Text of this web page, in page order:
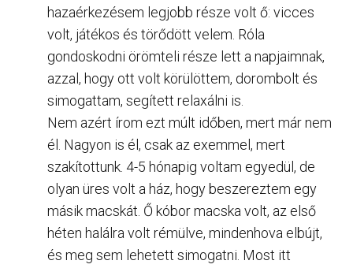
hazaérkezésem legjobb része volt ő: vicces
volt, játékos és törődött velem. Róla
gondoskodni örömteli része lett a napjaimnak,
azzal, hogy ott volt körülöttem, dorombolt és
simogattam, segített relaxálni is.
Nem azért írom ezt múlt időben, mert már nem
él. Nagyon is él, csak az exemmel, mert
szakítottunk. 4-5 hónapig voltam egyedül, de
olyan üres volt a ház, hogy beszereztem egy
másik macskát. Ő kóbor macska volt, az első
héten halálra volt rémülve, mindenhova elbújt,
és meg sem lehetett simogatni. Most itt